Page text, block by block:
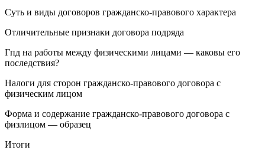
Суть и виды договоров гражданско-правового характера
Отличительные признаки договора подряда
Гпд на работы между физическими лицами — каковы его
последствия?
Налоги для сторон гражданско-правового договора с
физическим лицом
Форма и содержание гражданско-правового договора с
физлицом — образец
Итоги